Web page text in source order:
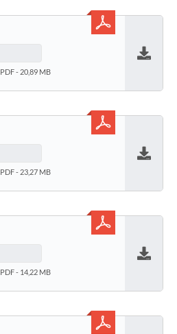
PDF - 20,89 MB
PDF - 23,27 MB
PDF - 14,22 MB